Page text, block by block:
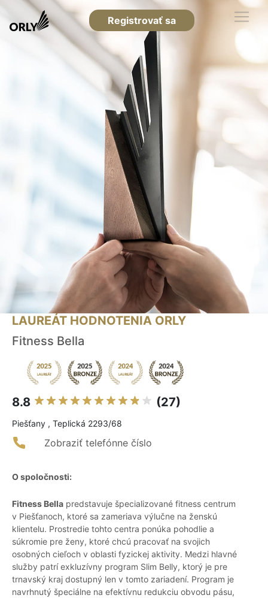
Registrovať sa
LAUREÁT HODNOTENIA ORLY
Fitness Bella
8.8 (27)
Piešťany , Teplická 2293/68
Zobraziť telefónne číslo
O spoločnosti:
Fitness Bella predstavuje špecializované fitness centrum
v Piešťanoch, ktoré sa zameriava výlučne na ženskú
klientelu. Prostredie tohto centra ponúka pohodlie a
súkromie pre ženy, ktoré chcú pracovať na svojich
osobných cieľoch v oblasti fyzickej aktivity. Medzi hlavné
služby patrí exkluzívny program Slim Belly, ktorý je pre
trnavský kraj dostupný len v tomto zariadení. Program je
navrhnutý špeciálne na efektívnu redukciu obvodu pásu,